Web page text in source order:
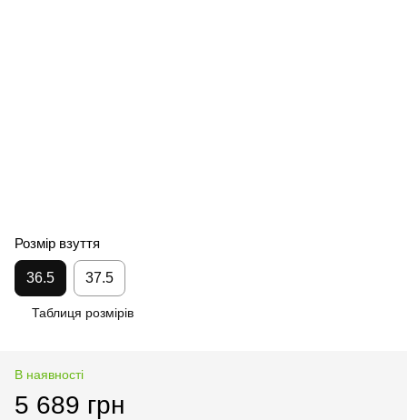
Розмір взуття
36.5 37.5
Таблиця розмірів
В наявності
5 689 грн